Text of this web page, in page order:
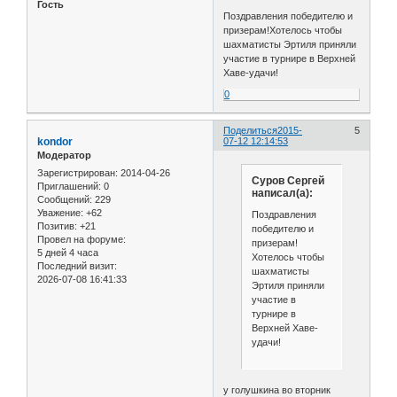
Гость
Поздравления победителю и
призерам!Хотелось чтобы
шахматисты Эртиля приняли
участие в турнире в Верхней
Хаве-удачи!
0
Поделиться 5
2015-
07-12 12:14:53
kondor
Модератор
Зарегистрирован: 2014-04-26
Приглашений: 0
Сообщений: 229
Уважение: +62
Позитив: +21
Провел на форуме:
5 дней 4 часа
Последний визит:
2026-07-08 16:41:33
Суров Сергей
написал(а):
Поздравления
победителю и
призерам!
Хотелось чтобы
шахматисты
Эртиля приняли
участие в
турнире в
Верхней Хаве-
удачи!
у голушкина во вторник